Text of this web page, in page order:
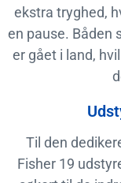
ekstra tryghed,
en pause. Båden
er gået i land,
Til den
Fisher 19